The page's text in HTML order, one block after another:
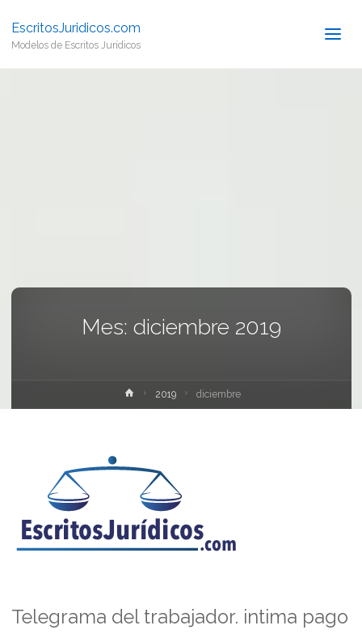
EscritosJuridicos.com
Modelos de Escritos Jurídicos
Mes: diciembre 2019
Inicio2019 diciembre
Telegrama del trabajador. intima pago